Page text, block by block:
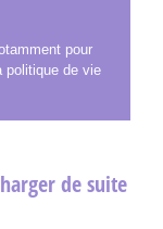
pour
politique de vie
de suite